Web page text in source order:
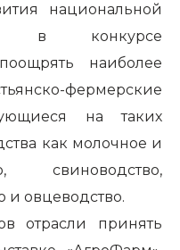
национальной
в конкурсе
наиболее
фермерские
на таких
как молочное и
свиноводство,
и овцеводство.
отрасли принять